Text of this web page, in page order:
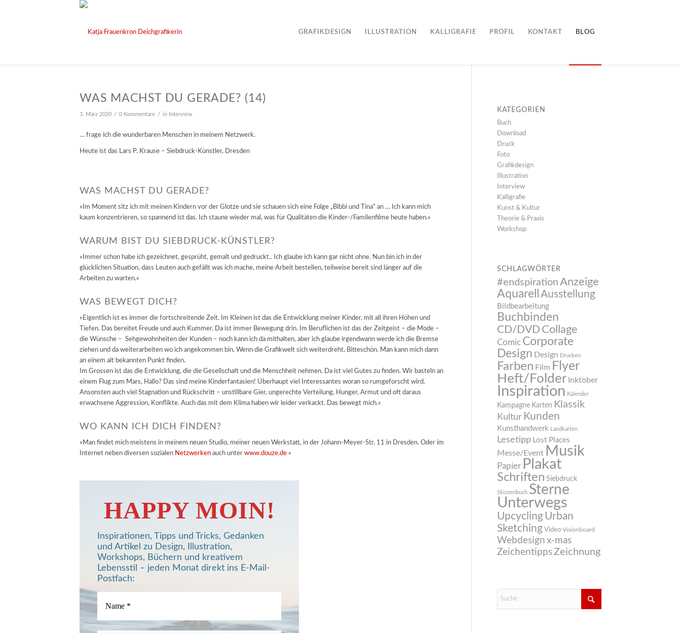
GRAFIKDESIGN ILLUSTRATION KALLIGRAFIE PROFIL KONTAKT BLOG
WAS MACHST DU GERADE? (14)
3. März 2020 / 0 Kommentare / in Interview
… frage ich die wunderbaren Menschen in meinem Netzwerk.
Heute ist das Lars P. Krause – Siebdruck-Künstler, Dresden
WAS MACHST DU GERADE?
»Im Moment sitz ich mit meinen Kindern vor der Glotze und sie schauen sich eine Folge „Bibbi und Tina“ an … Ich kann mich
kaum konzentrieren, so spannend ist das. Ich staune wieder mal, was für Qualitäten die Kinder-/Familenfilme heute haben.«
WARUM BIST DU SIEBDRUCK-KÜNSTLER?
»Immer schon habe ich gezeichnet, gesprüht, gemalt und gedruckt.. Ich glaube ich kann gar nicht ohne. Nun bin ich in der
glücklichen Situation, dass Leuten auch gefällt was ich mache, meine Arbeit bestellen, teilweise bereit sind länger auf die
Arbeiten zu warten.«
WAS BEWEGT DICH?
»Eigentlich ist es immer die fortschreitende Zeit. Im Kleinen ist das die Entwicklung meiner Kinder, mit all ihren Höhen und
Tiefen. Das bereitet Freude und auch Kummer. Da ist immer Bewegung drin. Im Beruflichen ist das der Zeitgeist – die Mode –
die Wünsche – Sehgewohnheiten der Kunden – noch kann ich da mithalten, aber ich glaube irgendwann werde ich die Bremse
ziehen und da weiterarbeiten wo ich angekommen bin. Wenn die Grafikwelt sich weiterdreht, Bitteschön. Man kann mich dann
an einem alt bekannten Punkt finden.
Im Grossen ist das die Entwicklung, die die Gesellschaft und die Menschheit nehmen. Da ist viel Gutes zu finden. Wir basteln an
einem Flug zum Mars, Hallo? Das sind meine Kinderfantasien! Überhaupt viel Interessantes woran so rumgeforscht wird.
Ansonsten auch viel Stagnation und Rückschritt – unstillbare Gier, ungerechte Verteilung, Hunger, Armut und oft daraus
erwachsene Aggression, Konflikte. Auch das mit dem Klima haben wir leider verkackt. Das bewegt mich.«
WO KANN ICH DICH FINDEN?
»Man findet mich meistens in meinem neuen Studio, meiner neuen Werkstatt, in der Johann-Meyer-Str. 11 in Dresden. Oder im
Internet neben diversen sozialen Netzwerken auch unter www.douze.de «
HAPPY MOIN!
Inspirationen, Tipps und Tricks, Gedanken
und Artikel zu Design, Illustration,
Workshops, Büchern und kreativem
Lebensstil – jeden Monat direkt ins E-Mail-
Postfach:
KATEGORIEN
Buch
Download
Druck
Foto
Grafikdesign
Illustration
Interview
Kalligrafie
Kunst & Kultur
Theorie & Praxis
Workshop
SCHLAGWÖRTER
#endspiration Anzeige
Aquarell
Ausstellung
Bildbearbeitung
Buchbinden
CD/DVD Collage
Comic Corporate
Design Design Drucken
Farben Film Flyer
Heft/Folder Inktober
Inspiration Kalender
Kampagne Karten Klassik
Kultur Kunden
Kunsthandwerk Landkarten
Lesetipp Lost Places
Messe/Event Musik
Papier Plakat
Schriften Siebdruck
Skizzenbuch Sterne
Unterwegs
Upcycling Urban
Sketching Video Visionboard
Webdesign x-mas
ZeichentippsZeichnung